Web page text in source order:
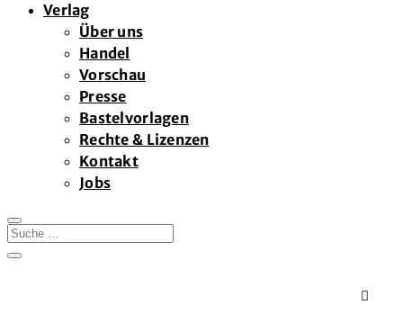
Verlag
Über uns
Handel
Vorschau
Presse
Bastelvorlagen
Rechte & Lizenzen
Kontakt
Jobs
